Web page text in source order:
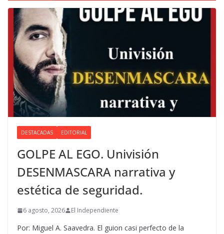
DESTACADAS EDITORIAL
GOLPE AL EGO. Univisión
DESENMASCARA narrativa y
estética de seguridad.
6 agosto, 2026 El Independiente
Por: Miguel A. Saavedra. El guion casi perfecto de la